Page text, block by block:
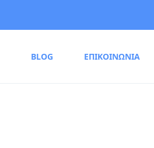
BLOG ΕΠΙΚΟΙΝΩΝΙΑ